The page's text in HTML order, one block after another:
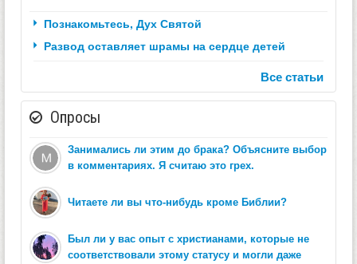
Познакомьтесь, Дух Святой
Развод оставляет шрамы на сердце детей
Все статьи
Опросы
Занимались ли этим до брака? Объясните выбор
в комментариях. Я считаю это грех.
Читаете ли вы что-нибудь кроме Библии?
Был ли у вас опыт с христианами, которые не
соответствовали этому статусу и могли даже